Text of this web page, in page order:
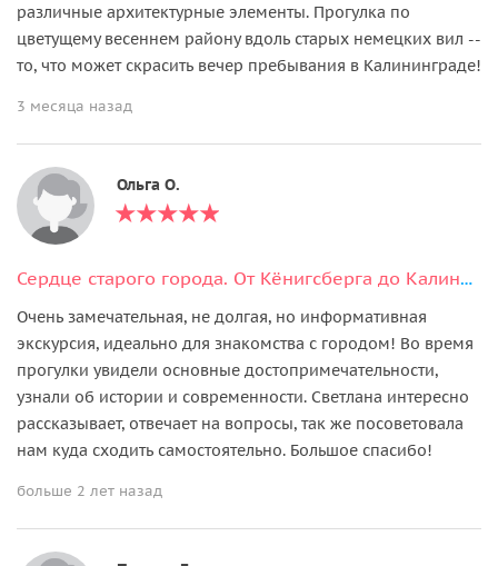
различные архитектурные элементы. Прогулка по
цветущему весеннем району вдоль старых немецких вил --
то, что может скрасить вечер пребывания в Калининграде!
3 месяца назад
Ольга О.
Сердце старого города. От Кёнигсберга до Калининграда
Очень замечательная, не долгая, но информативная
экскурсия, идеально для знакомства с городом! Во время
прогулки увидели основные достопримечательности,
узнали об истории и современности. Светлана интересно
рассказывает, отвечает на вопросы, так же посоветовала
нам куда сходить самостоятельно. Большое спасибо!
больше 2 лет назад